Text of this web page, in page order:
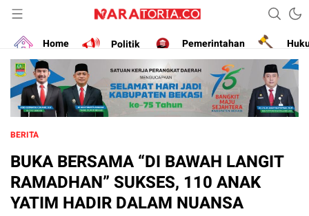
naratoria.co
Narasikan Fakta dan Data
Home
Politik Pemerintahan
BERITA
BUKA BERSAMA “DI BAWAH LANGIT
RAMADHAN” SUKSES, 110 ANAK
YATIM HADIR DALAM NUANSA